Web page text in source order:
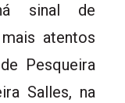
sinal de
atentos
Pesqueira
Salles, na